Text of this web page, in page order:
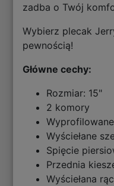
zadba o Twój
Wybierz plecak
pewnością!
Główne cechy:
Rozmiar: 15"
2 komory
Wyściełane
Spięcie
Przednia
Wyściełana